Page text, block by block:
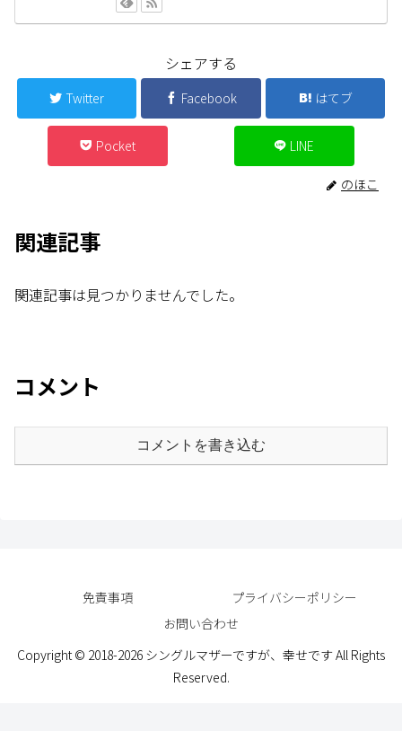
シェアする
Twitter Facebook はてブ
Pocket LINE
のほこ
関連記事
関連記事は見つかりませんでした。
コメント
コメントを書き込む
免責事項
プライバシーポリシー
お問い合わせ
Copyright © 2018-2026 シングルマザーですが、幸せです All Rights
Reserved.